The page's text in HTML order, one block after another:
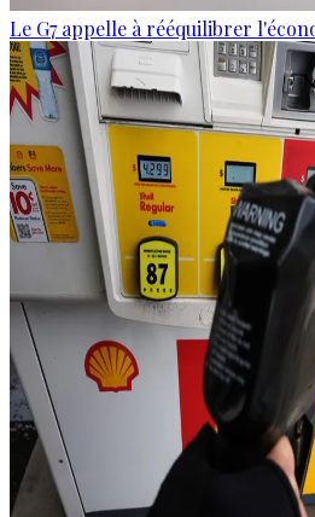
Le G7 appelle à rééquilibrer